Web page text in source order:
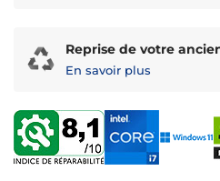
Reprise de votre
En savoir plus